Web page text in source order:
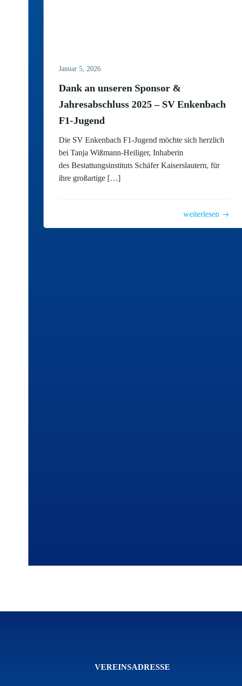
Januar 5, 2026
Dank an unseren Sponsor &
Jahresabschluss 2025 – SV Enkenbach
F1-Jugend
Die SV Enkenbach F1-Jugend möchte sich herzlich
bei Tanja Wißmann-Heiliger, Inhaberin
des Bestattungsinstituts Schäfer Kaiserslautern, für
ihre großartige […]
weiterlesen
VEREINSADRESSE